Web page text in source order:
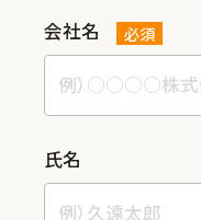
会社名 必須
⽒名